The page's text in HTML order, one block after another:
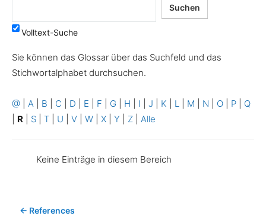
Volltext-Suche
Sie können das Glossar über das Suchfeld und das
Stichwortalphabet durchsuchen.
@ A B C D E F G H I J K L M N O P
Q
R S T U V W X Y Z Alle
Keine Einträge in diesem Bereich
← References